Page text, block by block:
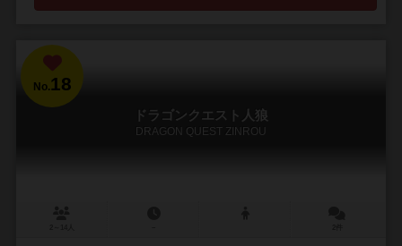
No.18
ドラゴンクエスト人狼
DRAGON QUEST ZINROU